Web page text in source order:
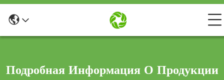
Подробная Информация О Продукции